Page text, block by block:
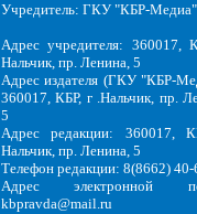
Учредитель: ГКУ "КБР-Медиа"
Адрес учредителя: 360017,
Нальчик, пр. Ленина, 5
Адрес издателя (ГКУ "КБР-
360017, КБР, г .Нальчик, пр.
5
Адрес редакции: 360017,
Нальчик, пр. Ленина, 5
Телефон редакции: 8(8662)
Адрес электронной
kbpravda@mail.ru